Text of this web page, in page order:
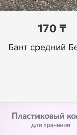
170 ₸
Бант средний